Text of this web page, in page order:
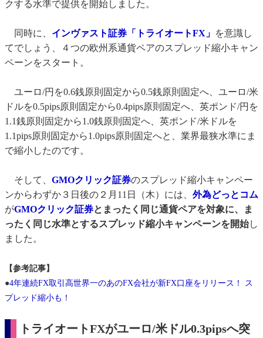
クする水準で提供を開始しました。
同時に、 インヴァスト証券「トライオートFX」 を意識し
てでしょう、４つの欧州系通貨ペアのスプレッド縮小キャン
ペーンをスタート。
ユーロ/円を0.6銭原則固定から0.5銭原則固定へ、ユーロ/米
ドルを0.5pips原則固定から0.4pips原則固定へ、英ポンド/円を
1.1銭原則固定から1.0銭原則固定へ、英ポンド/米ドルを
1.1pips原則固定から1.0pips原則固定へと、業界最狭水準にま
で縮小したのです。
そして、 GMOクリック証券のスプレッド縮小キャンペー
ンからわずか３日後の２月11日（木）には、 外為どっとコム
がGMOクリック証券とまったく同じ通貨ペアを対象に、ま
ったく同じ水準とするスプレッド縮小キャンペーンを開始し
ました。
【参考記事】
●4年連続FX取引高世界一のあのFX会社が新FX口座をリリース！ ス
プレッド縮小も！
トライオートFXがユーロ/米ドル0.3pipsへ突